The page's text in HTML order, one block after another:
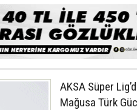
AKSA Süper
Mağusa Türk